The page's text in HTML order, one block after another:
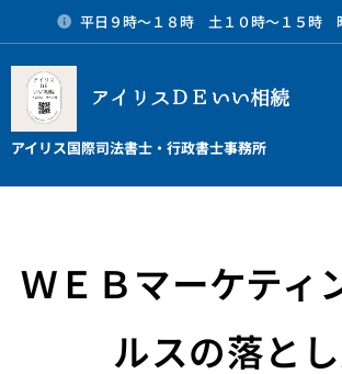
平日９時～１８時 土１０時～１５時
アイリスＤＥいい相続
アイリス国際司法書士・行政書士事務所
ＷＥＢマーケティ
ルスの落と